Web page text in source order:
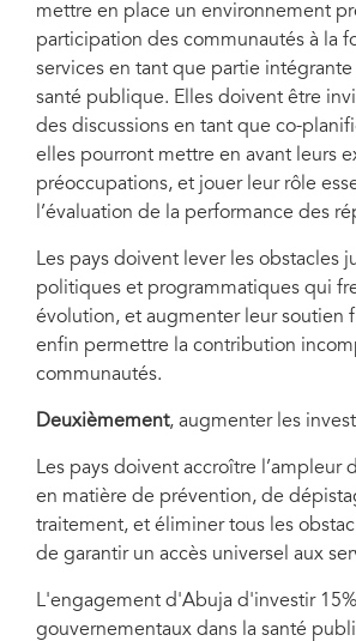
mettre en place un environnement
participation des communautés à la
services en tant que partie
santé publique. Elles doivent être
des discussions en tant que co-
elles pourront mettre en avant leurs
préoccupations, et jouer leur rôle
l’évaluation de la performance des
Les pays doivent lever les obstacles
politiques et programmatiques qui
évolution, et augmenter leur soutien
enfin permettre la contribution
communautés.
Deuxièmement, augmenter les
Les pays doivent accroître l’ampleur
en matière de prévention, de
traitement, et éliminer tous les
de garantir un accès universel aux
L'engagement d'Abuja d'investir
gouvernementaux dans la santé